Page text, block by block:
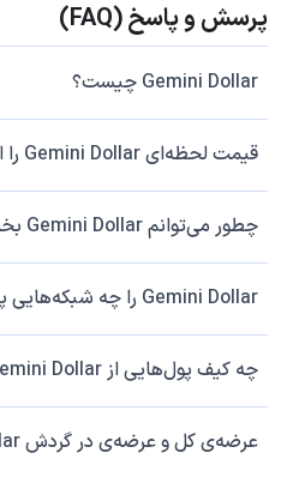
پرسش و پاسخ (FAQ)
Gemini Dollar چیست؟
قیمت لحظه‌ای Gemini Dollar را از کجا چک کنم؟
چطور می‌توانم Gemini Dollar بخرم یا بفروشم؟
Gemini Dollar را چه شبکه‌هایی پشتیبانی می‌کند؟
چه کیف پول‌هایی از Gemini Dollar پشتیبانی می‌کنند؟
عرضه‌ی کل و عرضه‌ی در گردش Gemini Dollar چقدر است؟